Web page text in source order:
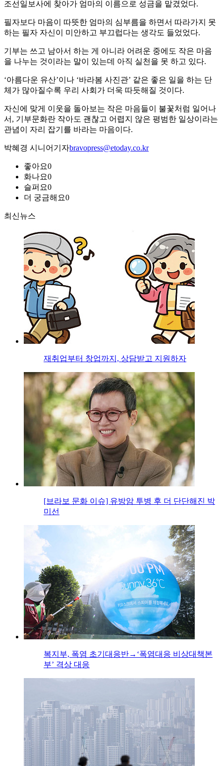
조선일보사에 찾아가 엄마의 이름으로 성금을 맡겼었다.
필자보다 마음이 따뜻한 엄마의 심부름을 하면서 따라가지 못
하는 필자 자신이 미안하고 부끄럽다는 생각도 들었었다.
기부는 쓰고 남아서 하는 게 아니라 어려운 중에도 작은 마음
을 나누는 것이라는 말이 있는데 아직 실천을 못 하고 있다.
‘아름다운 유산’이나 ‘바라봄 사진관’ 같은 좋은 일을 하는 단
체가 많아질수록 우리 사회가 더욱 따듯해질 것이다.
자신에 맞게 이웃을 돌아보는 작은 마음들이 불꽃처럼 일어나
서, 기부문화란 작아도 괜찮고 어렵지 않은 평범한 일상이라는
관념이 자리 잡기를 바라는 마음이다.
박혜경 시니어기자bravopress@etoday.co.kr
좋아요0
화나요0
슬퍼요0
더 궁금해요0
최신뉴스
재취업부터 창업까지, 상담받고 지원하자
[브라보 문화 이슈] 유방암 투병 후 더 단단해진 박
미선
복지부, 폭염 초기대응반→‘폭염대응 비상대책본
부’ 격상 대응